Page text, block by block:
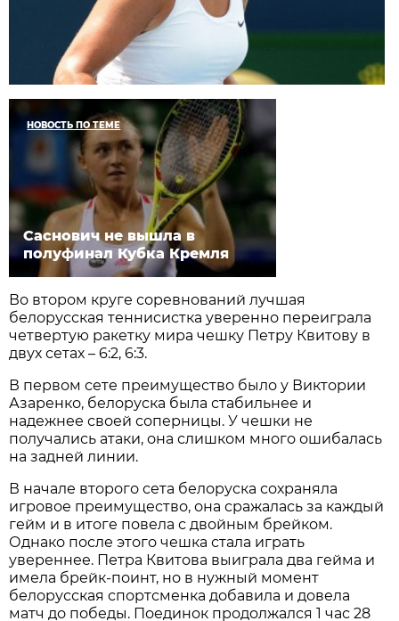
НОВОСТЬ ПО ТЕМЕ
Саснович не вышла в
полуфинал Кубка Кремля
Во втором круге соревнований лучшая
белорусская теннисистка уверенно переиграла
четвертую ракетку мира чешку Петру Квитову в
двух сетах – 6:2, 6:3.
В первом сете преимущество было у Виктории
Азаренко, белоруска была стабильнее и
надежнее своей соперницы. У чешки не
получались атаки, она слишком много ошибалась
на задней линии.
В начале второго сета белоруска сохраняла
игровое преимущество, она сражалась за каждый
гейм и в итоге повела с двойным брейком.
Однако после этого чешка стала играть
увереннее. Петра Квитова выиграла два гейма и
имела брейк-поинт, но в нужный момент
белорусская спортсменка добавила и довела
матч до победы. Поединок продолжался 1 час 28